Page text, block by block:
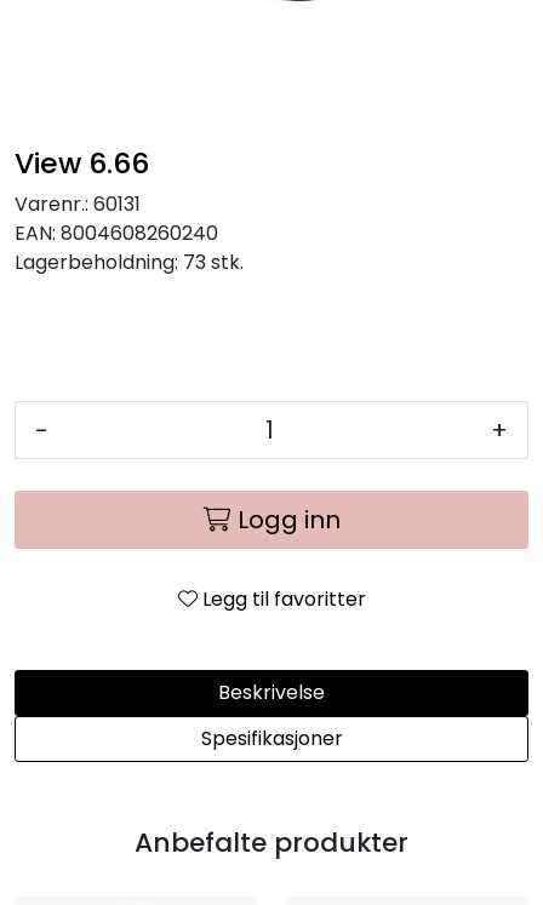
View 6.66
Varenr.: 60131
EAN: 8004608260240
Lagerbeholdning: 73 stk.
- +
Logg inn
Legg til favoritter
Beskrivelse
Spesifikasjoner
Anbefalte produkter